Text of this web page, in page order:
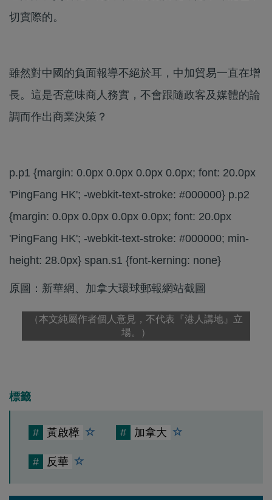
切實際的。
雖然對中國的負面報導不絕於耳，中加貿易一直在增
長。這是否意味商人務實，不會跟隨政客及媒體的論
調而作出商業決策？
p.p1 {margin: 0.0px 0.0px 0.0px 0.0px; font: 20.0px
'PingFang HK'; -webkit-text-stroke: #000000} p.p2
{margin: 0.0px 0.0px 0.0px 0.0px; font: 20.0px
'PingFang HK'; -webkit-text-stroke: #000000; min-
height: 28.0px} span.s1 {font-kerning: none}
原圖：新華網、加拿大環球郵報網站截圖
（本文純屬作者個人意見，不代表『港人講地』立
場。）
標籤
# 黃啟樟 # 加拿大
# 反華